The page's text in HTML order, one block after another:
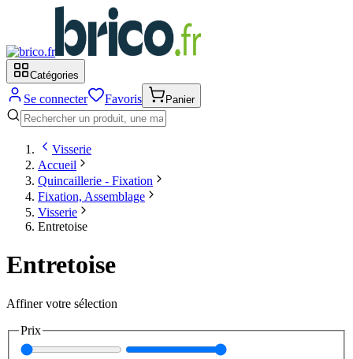
Catégories
Se connecter Favoris Panier
Visserie
Accueil
Quincaillerie - Fixation
Fixation, Assemblage
Visserie
Entretoise
Entretoise
Affiner votre sélection
Prix